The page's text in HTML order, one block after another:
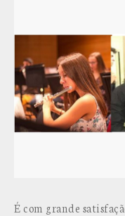
É com grande